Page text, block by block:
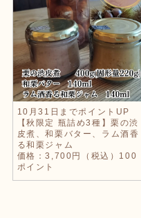
10月31日までポイントUP
【秋限定 瓶詰め3種】栗の渋
皮煮、和栗バター、ラム酒香
る和栗ジャム
価格：3,700円（税込）100
ポイント